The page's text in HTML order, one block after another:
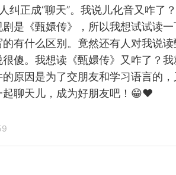
纠正成“聊天”。我说儿化音又咋了
是《甄嬛传》，所以我想试试读
有什么区别。竟然还有人对我说
傻。我想读《甄嬛传》又咋了？我
原因是为了交朋友和学习语言的
起聊天儿，成为好朋友吧！😁❤️